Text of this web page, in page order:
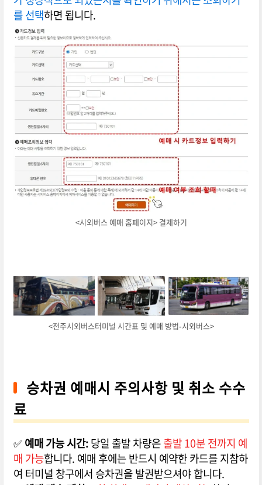
를 선택하면 됩니다.
<시외버스 예매 홈페이지> 결제하기
<전주시외버스터미널 시간표 및 예매 방법-시외버스>
승차권 예매시 주의사항 및 취소 수수
료
✅예매 가능 시간:당일 출발 차량은출발 10분 전까지 예
매 가능합니다. 예매 후에는 반드시 예약한 카드를 지참하
여 터미널 창구에서 승차권을 발권받으셔야 합니다.